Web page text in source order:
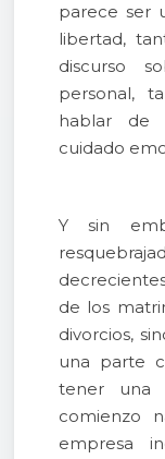
parece ser
libertad,
discurso
personal,
hablar de
cuidado
Y sin
de los
divorcios,
una parte
tener una
comienzo
empresa